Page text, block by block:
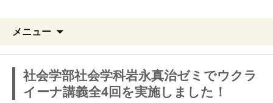
メニュー
社会学部社会学科岩永真治ゼミでウクラ
イーナ講義全4回を実施しました！